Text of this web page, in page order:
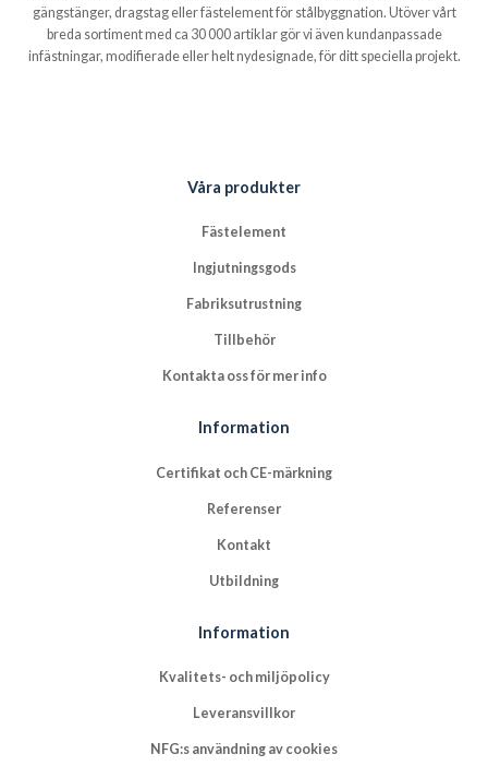
gängstänger, dragstag eller fästelement för stålbyggnation. Utöver vårt
breda sortiment med ca 30 000 artiklar gör vi även kundanpassade
infästningar, modifierade eller helt nydesignade, för ditt speciella projekt.
Våra produkter
Fästelement
Ingjutningsgods
Fabriksutrustning
Tillbehör
Kontakta oss för mer info
Information
Certifikat och CE-märkning
Referenser
Kontakt
Utbildning
Information
Kvalitets- och miljöpolicy
Leveransvillkor
NFG:s användning av cookies